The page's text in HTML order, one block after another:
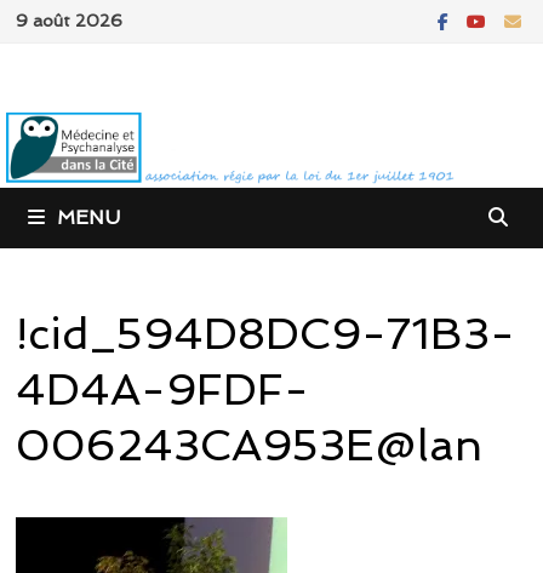
Passer
9 août 2026
MENU
!cid_594D8DC9-71B3-
4D4A-9FDF-
006243CA953E@lan